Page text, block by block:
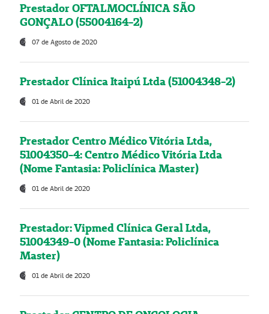
Prestador OFTALMOCLÍNICA SÃO
GONÇALO (55004164-2)
07 de Agosto de 2020
Prestador Clínica Itaipú Ltda (51004348-2)
01 de Abril de 2020
Prestador Centro Médico Vitória Ltda,
51004350-4: Centro Médico Vitória Ltda
(Nome Fantasia: Policlínica Master)
01 de Abril de 2020
Prestador: Vipmed Clínica Geral Ltda,
51004349-0 (Nome Fantasia: Policlínica
Master)
01 de Abril de 2020